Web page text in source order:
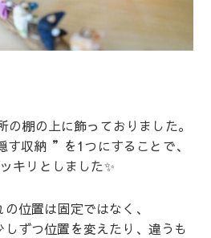
棚の上に飾っておりました。
収納 ”を1つにすることで、
キリとしました✨
位置は固定ではなく、
ずつ位置を変えたり、違うも